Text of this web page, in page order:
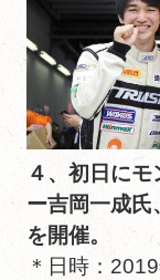
４、初日に
ー吉岡一成氏
を開催。
＊日時：